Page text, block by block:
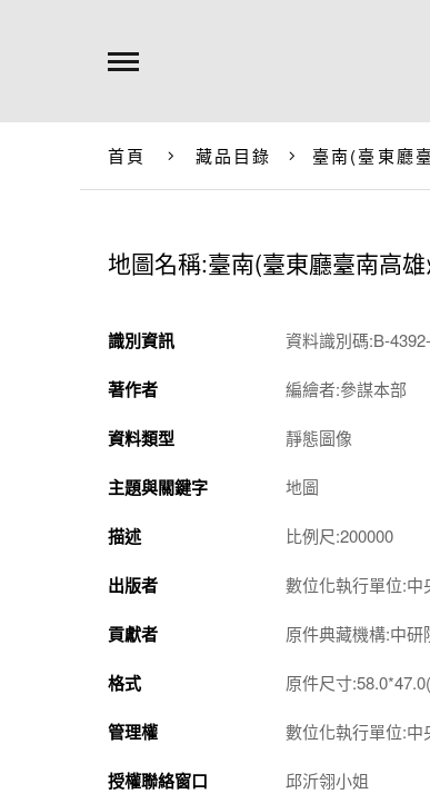
首頁 藏品目錄 臺南(臺東廳
地圖名稱:臺南(臺東廳臺南高
識別資訊 資料識別碼:B-
著作者 編繪者:參謀本部
資料類型 靜態圖像
主題與關鍵字 地圖
描述 比例尺:200000
出版者 數位化執行單位:
貢獻者 原件典藏機構:中研
格式 原件尺寸
管理權 數位化執行單位:
授權聯絡窗口
邱沂翎小姐